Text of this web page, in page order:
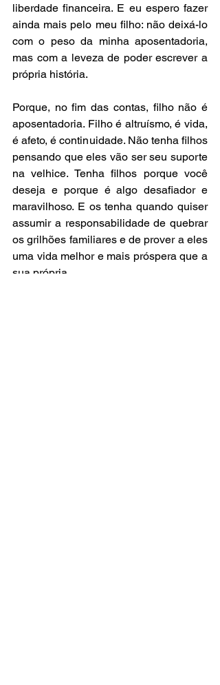
liberdade financeira. E eu espero fazer
ainda mais pelo meu filho: não deixá-lo
com o peso da minha aposentadoria,
mas com a leveza de poder escrever a
própria história.
Porque, no fim das contas, filho não é
aposentadoria. Filho é altruísmo, é vida,
é afeto, é continuidade. Não tenha filhos
pensando que eles vão ser seu suporte
na velhice. Tenha filhos porque você
deseja e porque é algo desafiador e
maravilhoso. E os tenha quando quiser
assumir a responsabilidade de quebrar
os grilhões familiares e de prover a eles
uma vida melhor e mais próspera que a
sua própria.